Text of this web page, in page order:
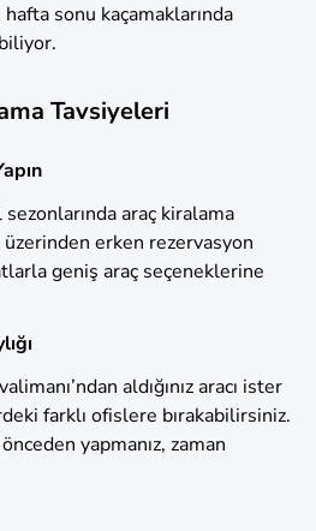
sonu kaçamaklarında
Tavsiyeleri
araç kiralama
erken rezervasyon
geniş araç seçeneklerine
aldığınız aracı ister
farklı ofislere bırakabilirsiniz.
yapmanız, zaman